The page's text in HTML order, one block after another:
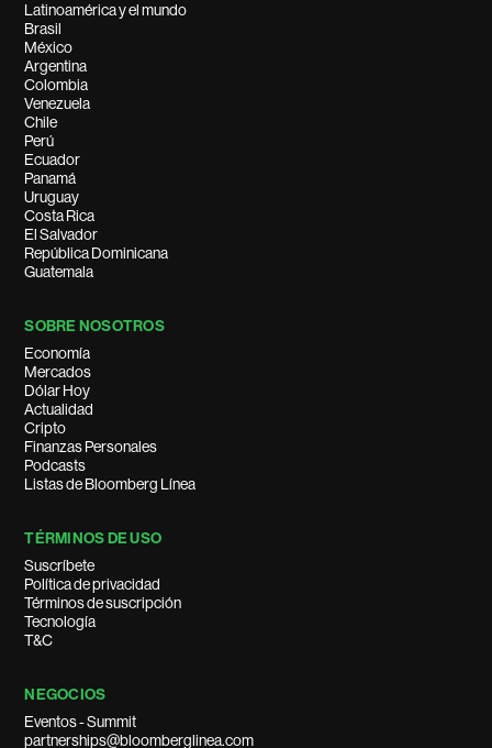
Latinoamérica y el mundo
Brasil
México
Argentina
Colombia
Venezuela
Chile
Perú
Ecuador
Panamá
Uruguay
Costa Rica
El Salvador
República Dominicana
Guatemala
SOBRE NOSOTROS
Economía
Mercados
Dólar Hoy
Actualidad
Cripto
Finanzas Personales
Podcasts
Listas de Bloomberg Línea
TÉRMINOS DE USO
Suscríbete
Política de privacidad
Términos de suscripción
Tecnología
T&C
NEGOCIOS
Eventos - Summit
partnerships@bloomberglinea.com